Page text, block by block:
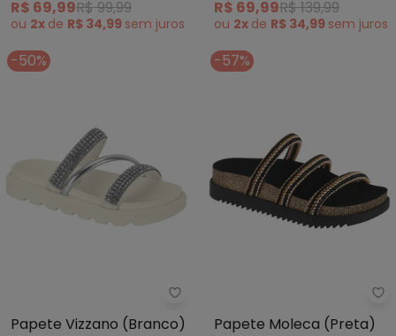
R$ 69,99R$ 99,99
ou 2x de R$ 34,99 sem juros
R$ 69,99R$ 139,99
ou 2x de R$ 34,99 sem juros
-50%
Vizzano - Papete Vizzano
Papete Vizzano (Branco)
-57%
Papete Moleca (Preta)